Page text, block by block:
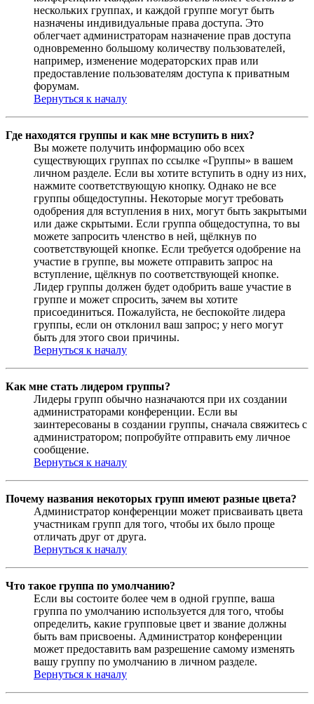
нескольких группах, и каждой группе могут быть
назначены индивидуальные права доступа. Это
облегчает администраторам назначение прав доступа
одновременно большому количеству пользователей,
например, изменение модераторских прав или
предоставление пользователям доступа к приватным
форумам.
Вернуться к началу
Где находятся группы и как мне вступить в них?
Вы можете получить информацию обо всех
существующих группах по ссылке «Группы» в вашем
личном разделе. Если вы хотите вступить в одну из них,
нажмите соответствующую кнопку. Однако не все
группы общедоступны. Некоторые могут требовать
одобрения для вступления в них, могут быть закрытыми
или даже скрытыми. Если группа общедоступна, то вы
можете запросить членство в ней, щёлкнув по
соответствующей кнопке. Если требуется одобрение на
участие в группе, вы можете отправить запрос на
вступление, щёлкнув по соответствующей кнопке.
Лидер группы должен будет одобрить ваше участие в
группе и может спросить, зачем вы хотите
присоединиться. Пожалуйста, не беспокойте лидера
группы, если он отклонил ваш запрос; у него могут
быть для этого свои причины.
Вернуться к началу
Как мне стать лидером группы?
Лидеры групп обычно назначаются при их создании
администраторами конференции. Если вы
заинтересованы в создании группы, сначала свяжитесь с
администратором; попробуйте отправить ему личное
сообщение.
Вернуться к началу
Почему названия некоторых групп имеют разные цвета?
Администратор конференции может присваивать цвета
участникам групп для того, чтобы их было проще
отличать друг от друга.
Вернуться к началу
Что такое группа по умолчанию?
Если вы состоите более чем в одной группе, ваша
группа по умолчанию используется для того, чтобы
определить, какие групповые цвет и звание должны
быть вам присвоены. Администратор конференции
может предоставить вам разрешение самому изменять
вашу группу по умолчанию в личном разделе.
Вернуться к началу